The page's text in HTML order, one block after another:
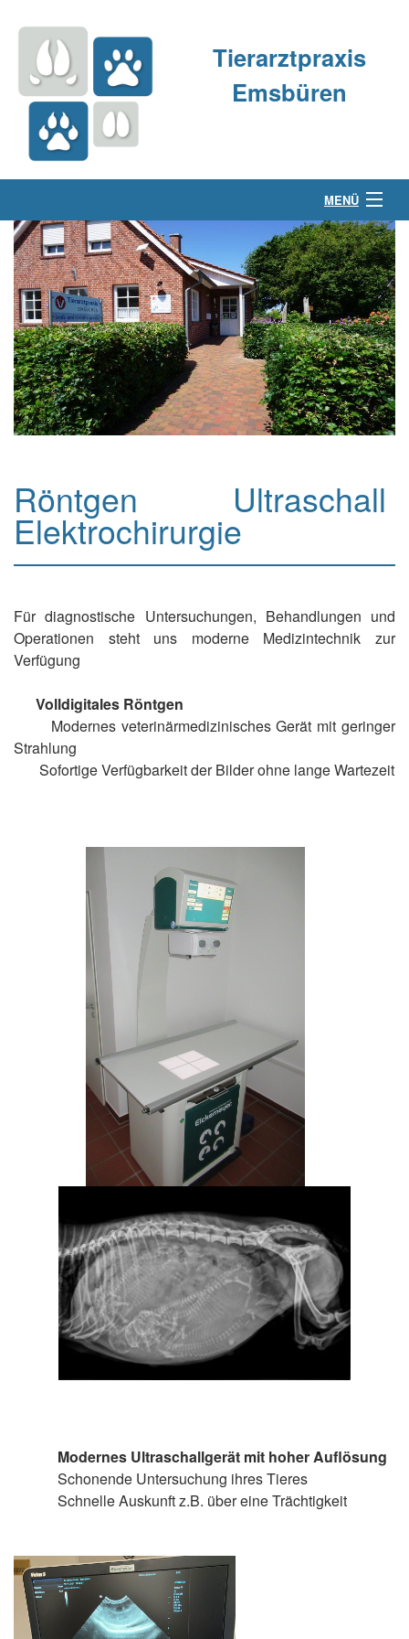
Tierarztpraxis
Emsbüren
MENÜ
Über uns
Kleintierpraxis
Großtierpraxis
Kontakt & Anfahrt
Röntgen Ultraschall
Elektrochirurgie
Für diagnostische Untersuchungen, Behandlungen und
Operationen steht uns moderne Medizintechnik zur
Verfügung
Volldigitales Röntgen
Modernes veterinärmedizinisches Gerät mit geringer
Strahlung
Sofortige Verfügbarkeit der Bilder ohne lange Wartezeit
Modernes Ultraschallgerät mit hoher Auflösung
Schonende Untersuchung ihres Tieres
Schnelle Auskunft z.B. über eine Trächtigkeit